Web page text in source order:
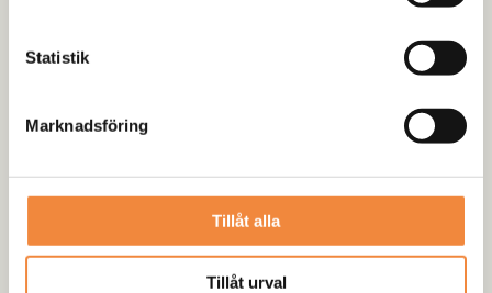
Statistik
Marknadsföring
Tillåt alla
Tillåt urval
Recensioner (0)
Vilka fördelar ger den?
kollisioner.
Bättre terrängegenskaper: Ger bättre attackvinkel när
du kör upp för branta backar.
Kan anpassas efter dina behov med olika